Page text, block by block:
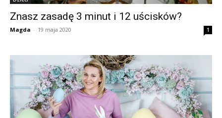
Znasz zasadę 3 minut i 12 uścisków?
Magda - 19 maja 2020 1